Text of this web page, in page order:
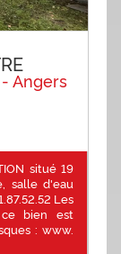
Angers
situé 19
salle d'eau
Les
ce bien est
: www.